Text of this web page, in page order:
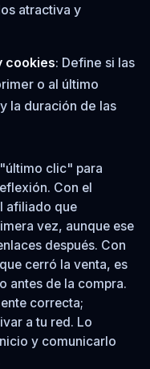
atractiva y
cookies: Define si las
o al último
la duración de las
clic" para
Con el
afiliado que
vez, aunque ese
después. Con
cerró la venta, es
antes de la compra.
correcta;
a tu red. Lo
y comunicarlo